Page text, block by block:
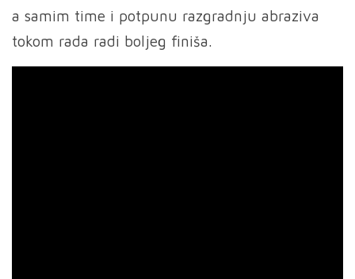
a samim time i potpunu razgradnju abraziva
tokom rada radi boljeg finiša.